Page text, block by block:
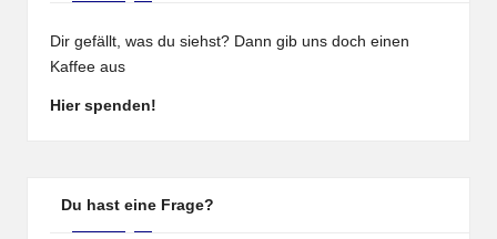
Dir gefällt, was du siehst? Dann gib uns doch einen
Kaffee aus
Hier spenden!
Du hast eine Frage?